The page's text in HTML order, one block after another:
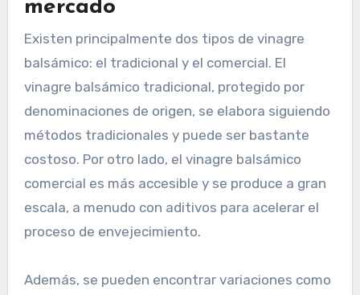
mercado
Existen principalmente dos tipos de vinagre
balsámico: el tradicional y el comercial. El
vinagre balsámico tradicional, protegido por
denominaciones de origen, se elabora siguiendo
métodos tradicionales y puede ser bastante
costoso. Por otro lado, el vinagre balsámico
comercial es más accesible y se produce a gran
escala, a menudo con aditivos para acelerar el
proceso de envejecimiento.
Además, se pueden encontrar variaciones como